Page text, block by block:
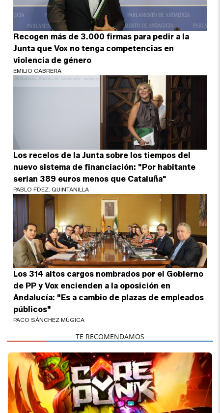
Recogen más de 3.000 firmas para pedir a la
Junta que Vox no tenga competencias en
violencia de género
EMILIO CABRERA
Los recelos de la Junta sobre los tiempos del
nuevo sistema de financiación: "Por habitante
serían 389 euros menos que Cataluña"
PABLO FDEZ. QUINTANILLA
Los 314 altos cargos nombrados por el Gobierno
de PP y Vox encienden a la oposición en
Andalucía: "Es a cambio de plazas de empleados
públicos"
PACO SÁNCHEZ MÚGICA